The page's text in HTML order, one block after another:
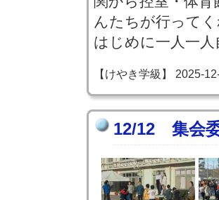
んたちが行って
はじめに一人一
【けやき学級】 2025-
12/12 集会